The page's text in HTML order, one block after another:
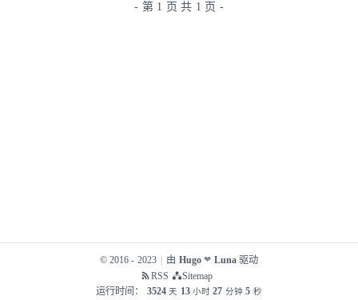
- 第 1 页 共 1 页 -
© 2016 - 2023 由 Hugo ❤ Luna 驱动
RSS
Sitemap
运行时间： 3524 天 13 小时 27 分钟 5 秒